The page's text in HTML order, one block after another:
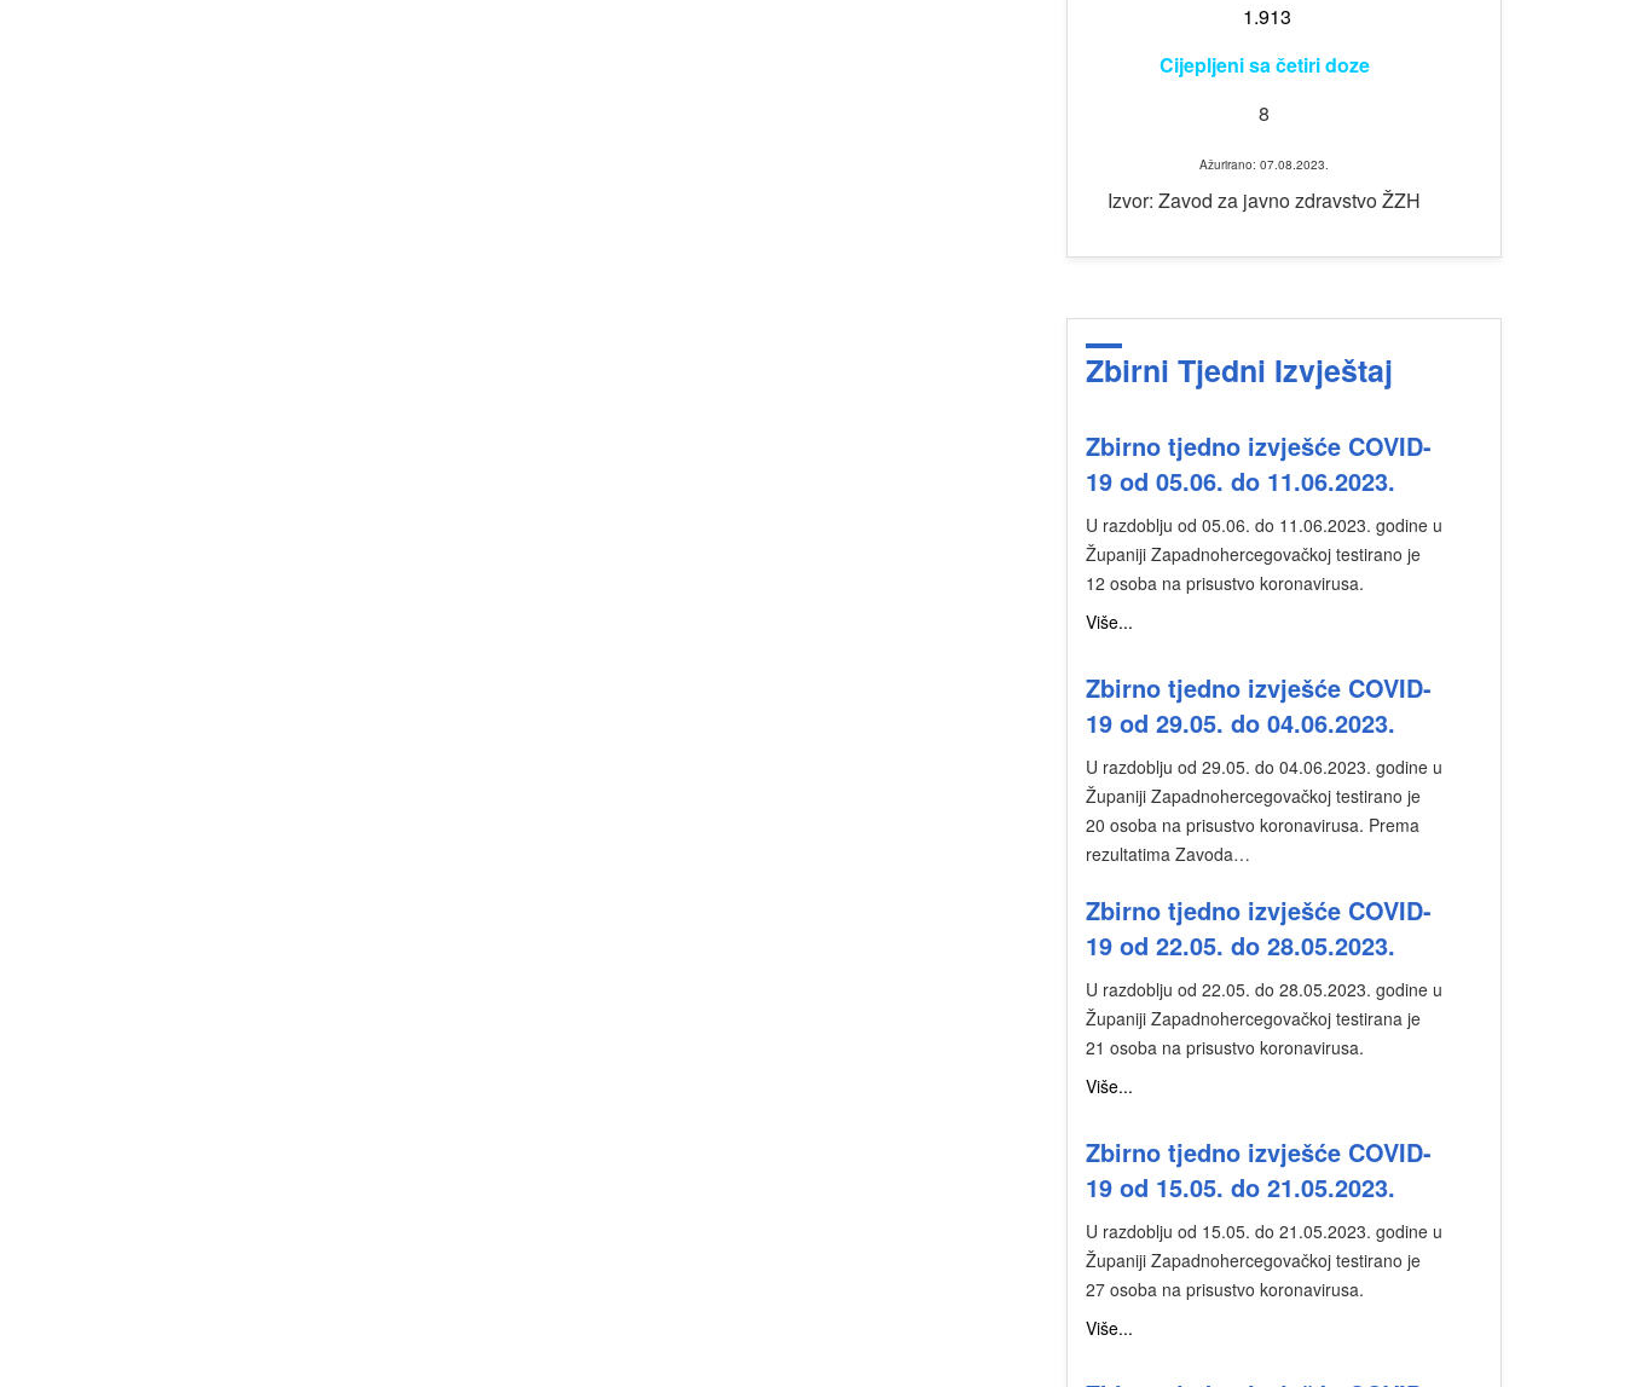
1.913
Cijepljeni sa četiri doze
8
Ažurirano: 07.08.2023.
Izvor: Zavod za javno zdravstvo ŽZH
Zbirni Tjedni Izvještaj
Zbirno tjedno izvješće COVID-
19 od 05.06. do 11.06.2023.
U razdoblju od 05.06. do 11.06.2023. godine u
Županiji Zapadnohercegovačkoj testirano je
12 osoba na prisustvo koronavirusa.
Više...
Zbirno tjedno izvješće COVID-
19 od 29.05. do 04.06.2023.
U razdoblju od 29.05. do 04.06.2023. godine u
Županiji Zapadnohercegovačkoj testirano je
20 osoba na prisustvo koronavirusa. Prema
rezultatima Zavoda…
Zbirno tjedno izvješće COVID-
19 od 22.05. do 28.05.2023.
U razdoblju od 22.05. do 28.05.2023. godine u
Županiji Zapadnohercegovačkoj testirana je
21 osoba na prisustvo koronavirusa.
Više...
Zbirno tjedno izvješće COVID-
19 od 15.05. do 21.05.2023.
U razdoblju od 15.05. do 21.05.2023. godine u
Županiji Zapadnohercegovačkoj testirano je
27 osoba na prisustvo koronavirusa.
Više...